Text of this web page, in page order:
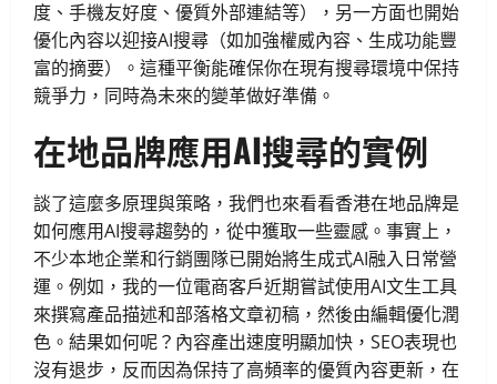
度、手機友好度、優質外部連結等），另一方面也開始
優化內容以迎接AI搜尋（如加強權威內容、生成功能豐
富的摘要）。這種平衡能確保你在現有搜尋環境中保持
競爭力，同時為未來的變革做好準備。
在地品牌應用AI搜尋的實例
談了這麼多原理與策略，我們也來看看香港在地品牌是
如何應用AI搜尋趨勢的，從中獲取一些靈感。事實上，
不少本地企業和行銷團隊已開始將生成式AI融入日常營
運。例如，我的一位電商客戶近期嘗試使用AI文生工具
來撰寫產品描述和部落格文章初稿，然後由編輯優化潤
色。結果如何呢？內容產出速度明顯加快，SEO表現也
沒有退步，反而因為保持了高頻率的優質內容更新，在